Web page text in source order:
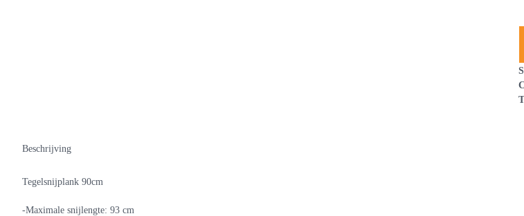
Beschrijving
Tegelsnijplank 90cm
-Maximale snijlengte: 93 cm